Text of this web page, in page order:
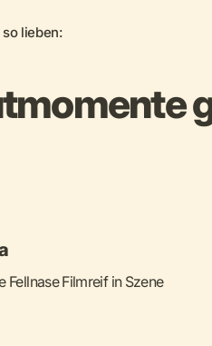
lieben:
Fellnase Filmreif in Szene